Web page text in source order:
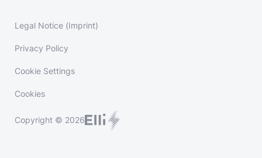
Legal Notice (Imprint)
Privacy Policy
Cookie Settings
Cookies
Copyright © 2026